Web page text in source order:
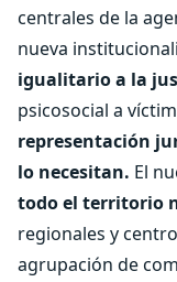
centrales de la
nueva
igualitario a la
psicosocial a
representación
lo necesitan. El
todo el territorio
regionales y
agrupación de